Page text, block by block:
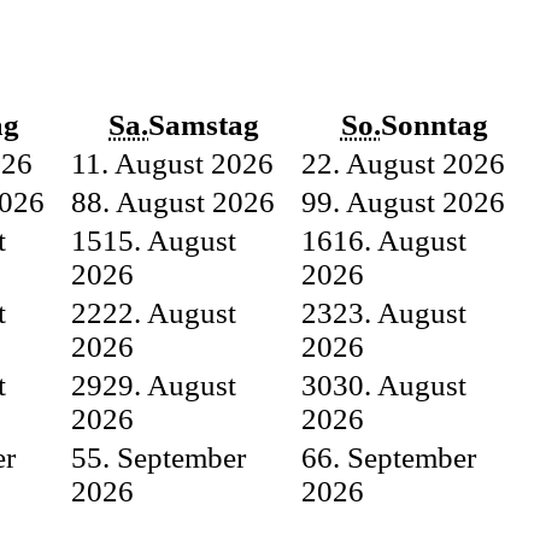
Sa.Samstag So.Sonntag
1 1. August 2026 22. August 2026
88. August 2026 99. August 2026
1515. August
2026
1616. August
2026
2222. August
2026
2323. August
2026
2929. August
2026
3030. August
2026
55. September
2026
66. September
2026